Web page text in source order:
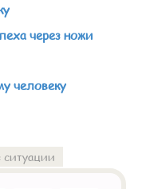
через ножи
человеку
ситуации